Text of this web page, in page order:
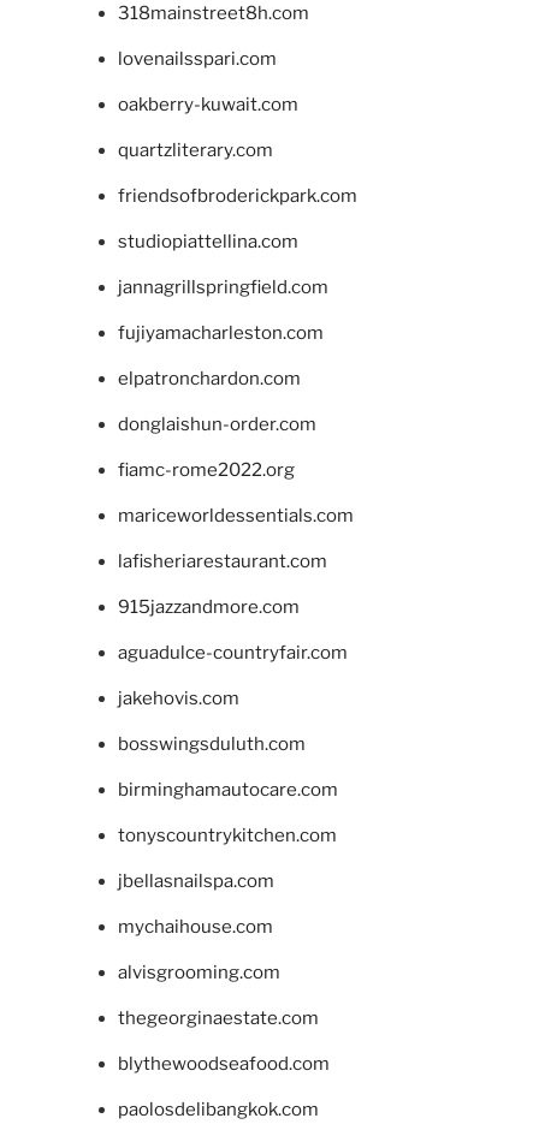
318mainstreet8h.com
lovenailsspari.com
oakberry-kuwait.com
quartzliterary.com
friendsofbroderickpark.com
studiopiattellina.com
jannagrillspringfield.com
fujiyamacharleston.com
elpatronchardon.com
donglaishun-order.com
fiamc-rome2022.org
mariceworldessentials.com
lafisheriarestaurant.com
915jazzandmore.com
aguadulce-countryfair.com
jakehovis.com
bosswingsduluth.com
birminghamautocare.com
tonyscountrykitchen.com
jbellasnailspa.com
mychaihouse.com
alvisgrooming.com
thegeorginaestate.com
blythewoodseafood.com
paolosdelibangkok.com